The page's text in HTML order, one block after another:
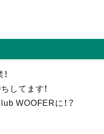
してます！
WOOFERに！？